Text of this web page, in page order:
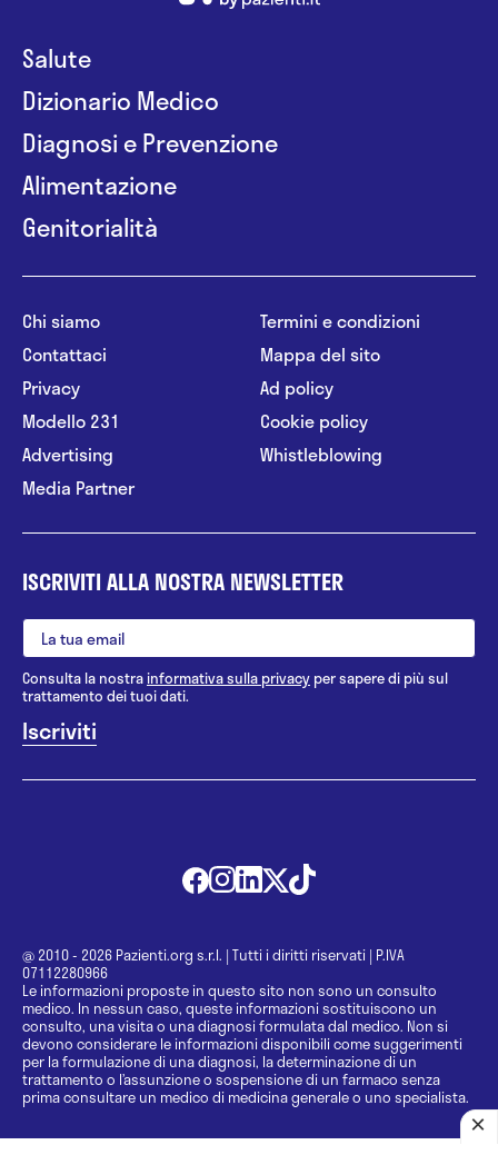
Salute
Dizionario Medico
Diagnosi e Prevenzione
Alimentazione
Genitorialità
Chi siamo
Contattaci
Privacy
Modello 231
Advertising
Media Partner
Termini e condizioni
Mappa del sito
Ad policy
Cookie policy
Whistleblowing
ISCRIVITI ALLA NOSTRA NEWSLETTER
Consulta la nostrainformativa sulla privacy per sapere di più sul
trattamento dei tuoi dati.
@ 2010 - 2026 Pazienti.org s.r.l. | Tutti i diritti riservati | P.IVA
07112280966
Le informazioni proposte in questo sito non sono un consulto
medico. In nessun caso, queste informazioni sostituiscono un
consulto, una visita o una diagnosi formulata dal medico. Non si
devono considerare le informazioni disponibili come suggerimenti
per la formulazione di una diagnosi, la determinazione di un
trattamento o l’assunzione o sospensione di un farmaco senza
prima consultare un medico di medicina generale o uno specialista.